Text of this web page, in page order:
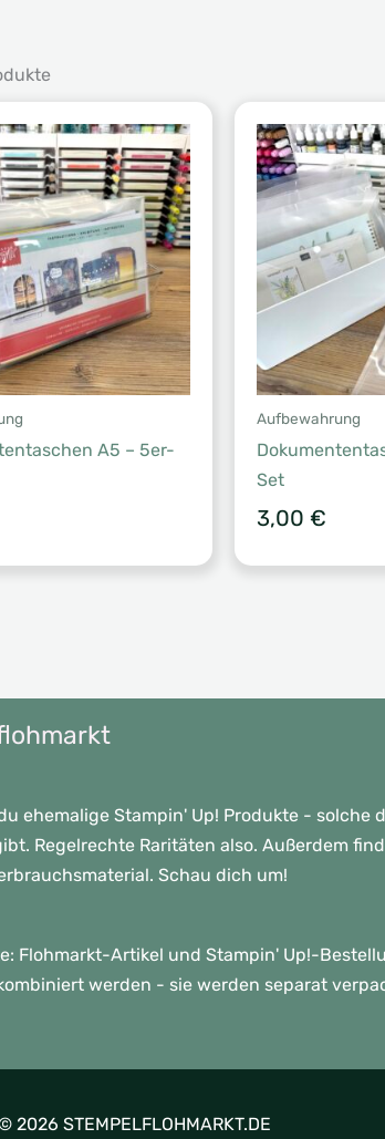
A5 – 5er-
Aufbewahrung
Set
3,00 €
ehemalige Stampin' Up! Produkte - solche
Regelrechte Raritäten also. Außerdem
Schau dich um!
Flohmarkt-Artikel und Stampin' Up!-
werden - sie werden separat
2026 STEMPELFLOHMARKT.DE